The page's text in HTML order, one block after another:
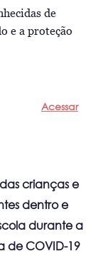
de
e a proteção
Acessar
crianças e
dentro e
durante a
de COVID-19